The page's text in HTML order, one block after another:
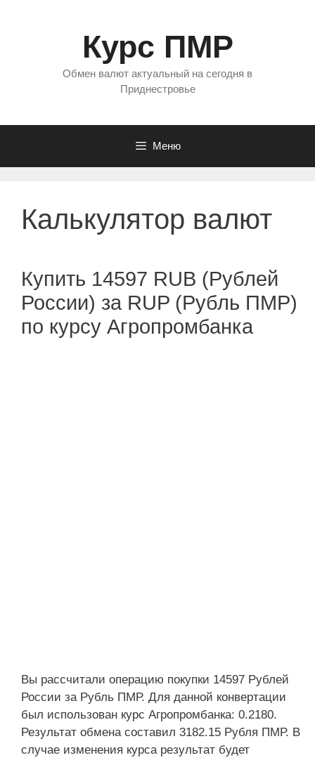
Курс ПМР
Обмен валют актуальный на сегодня в
Приднестровье
Меню
Калькулятор валют
Купить 14597 RUB (Рублей
России) за RUP (Рубль ПМР)
по курсу Агропромбанка
Вы рассчитали операцию покупки 14597 Рублей
России за Рубль ПМР. Для данной конвертации
был использован курс Агропромбанка: 0.2180.
Результат обмена составил 3182.15 Рубля ПМР. В
случае изменения курса результат будет